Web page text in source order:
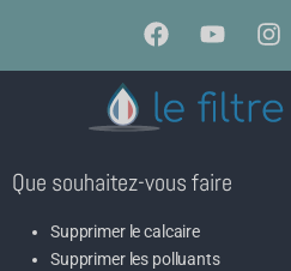
Que souhaitez-vous faire
Supprimer le calcaire
Supprimer les polluants